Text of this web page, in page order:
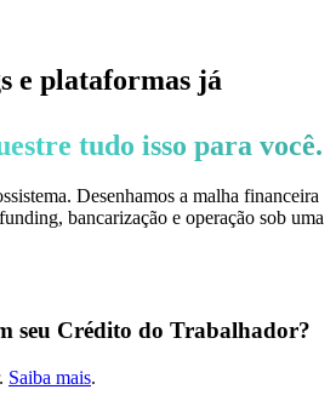
e plataformas já
tudo isso para você.
Desenhamos a malha financeira
bancarização e operação sob uma
seu Crédito do Trabalhador?
Saiba mais.